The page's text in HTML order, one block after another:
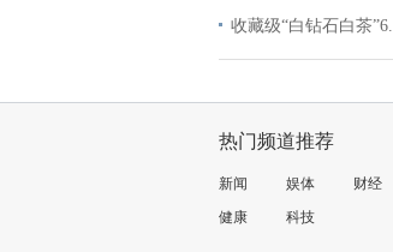
收藏级“白钻石白茶
热门频道推荐
新闻 娱体 财经
健康
科技